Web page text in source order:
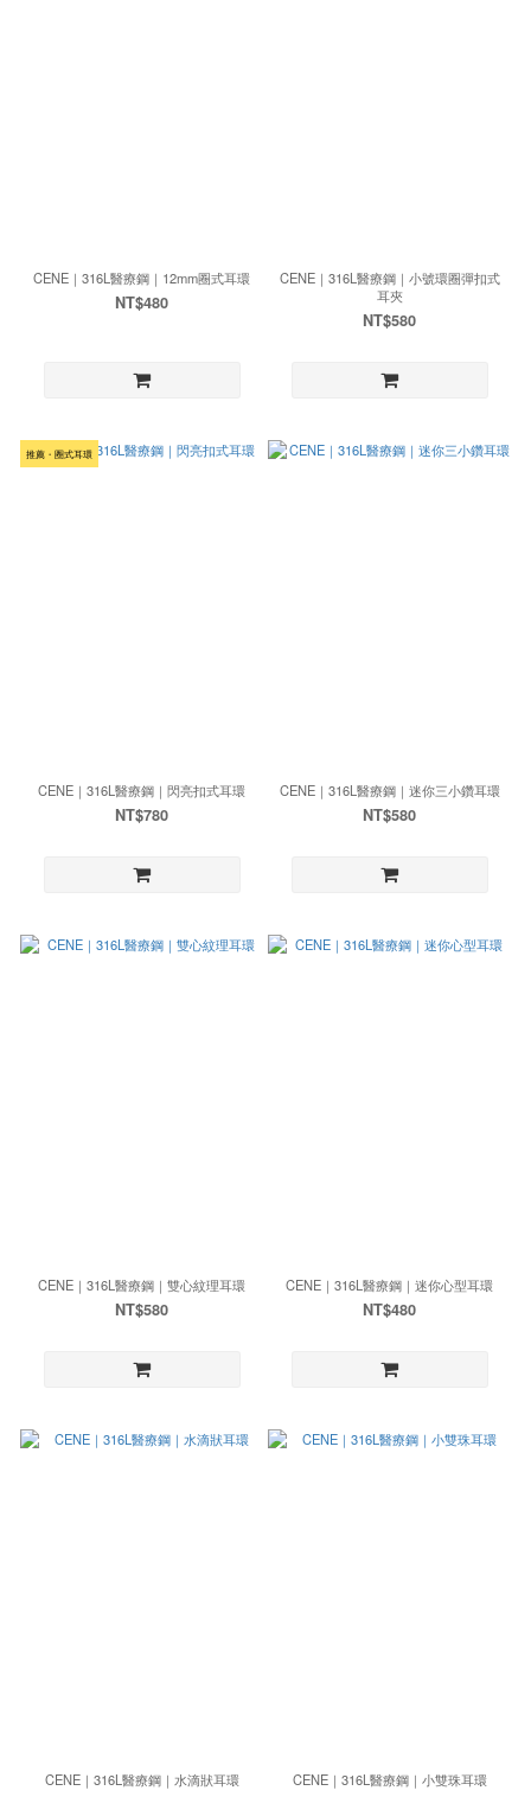
CENE｜316L醫療鋼｜12mm圈式耳環
NT$480
CENE｜316L醫療鋼｜小號環圈彈扣式
耳夾
NT$580
推薦・圈式耳環
CENE｜316L醫療鋼｜閃亮扣式耳環
NT$780
CENE｜316L醫療鋼｜迷你三小鑽耳環
NT$580
CENE｜316L醫療鋼｜雙心紋理耳環
NT$580
CENE｜316L醫療鋼｜迷你心型耳環
NT$480
CENE｜316L醫療鋼｜水滴狀耳環 CENE｜316L醫療鋼｜小雙珠耳環